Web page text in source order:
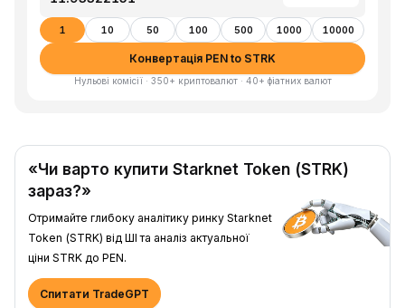
1 10 50 100 500 1000 10000
Конвертація PEN to STRK
Нульові комісії · 350+ криптовалют · 40+ фіатних валют
«Чи варто купити Starknet Token (STRK)
зараз?»
Отримайте глибоку аналітику ринку Starknet
Token (STRK) від ШІ та аналіз актуальної
ціни STRK до PEN.
Спитати TradeGPT